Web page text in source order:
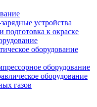
устройства
подготовка к окраске
оборудование
оборудование
оборудование
газов